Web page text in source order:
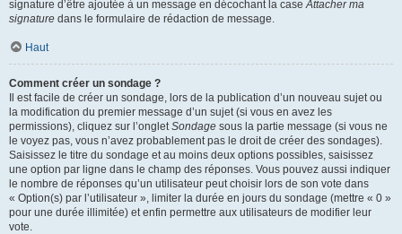
signature d’être ajoutée à un message en décochant la caseAttacher ma
signature dans le formulaire de rédaction de message.
Haut
Comment créer un sondage ?
Il est facile de créer un sondage, lors de la publication d’un nouveau sujet ou
la modification du premier message d’un sujet (si vous en avez les
permissions), cliquez sur l’ongletSondage sous la partie message (si vous ne
le voyez pas, vous n’avez probablement pas le droit de créer des sondages).
Saisissez le titre du sondage et au moins deux options possibles, saisissez
une option par ligne dans le champ des réponses. Vous pouvez aussi indiquer
le nombre de réponses qu’un utilisateur peut choisir lors de son vote dans
« Option(s) par l’utilisateur », limiter la durée en jours du sondage (mettre « 0 »
pour une durée illimitée) et enfin permettre aux utilisateurs de modifier leur
vote.